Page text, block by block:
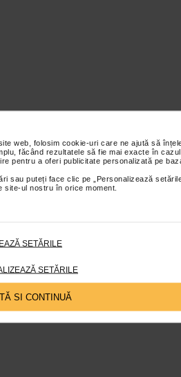
web, folosim cookie-uri care ne ajută să
făcând rezultatele să fie mai exacte în
pentru a oferi publicitate personalizată pe
sau puteți face clic pe „Personalizează
site-ul nostru în orice moment.
SETĂRILE
SETĂRILE
SI CONTINUĂ